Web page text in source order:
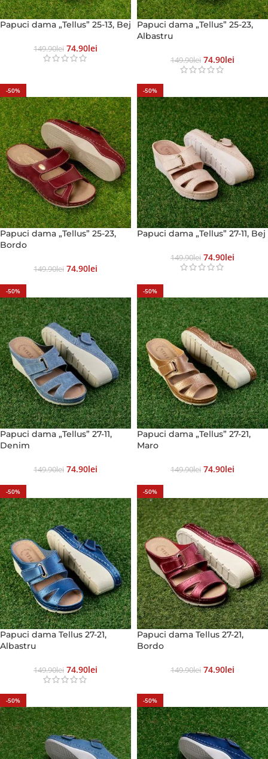
Papuci dama „Tellus” 25-13, Bej
149.90Lei 74.90Lei
Papuci dama „Tellus” 25-23,
Albastru
149.90Lei 74.90Lei
-50%
Papuci dama „Tellus” 25-23,
Bordo
149.90Lei 74.90Lei
-50%
Papuci dama „Tellus” 27-11, Bej
149.90Lei 74.90Lei
-50%
Papuci dama „Tellus” 27-11,
Denim
149.90Lei 74.90Lei
-50%
Papuci dama „Tellus” 27-21,
Maro
149.90Lei 74.90Lei
-50%
Papuci dama Tellus 27-21,
Albastru
149.90Lei 74.90Lei
-50%
Papuci dama Tellus 27-21,
Bordo
149.90Lei 74.90Lei
-50% -50%